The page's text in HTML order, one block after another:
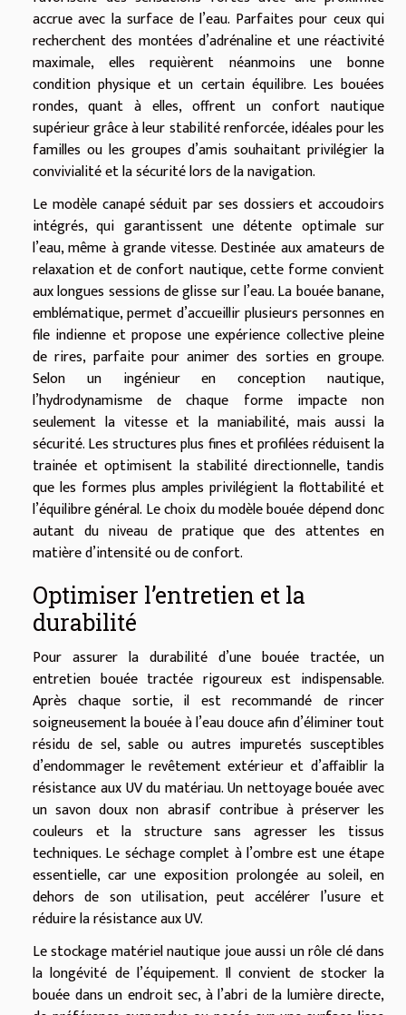
accrue avec la surface de l’eau. Parfaites pour ceux qui
recherchent des montées d’adrénaline et une réactivité
maximale, elles requièrent néanmoins une bonne
condition physique et un certain équilibre. Les bouées
rondes, quant à elles, offrent un confort nautique
supérieur grâce à leur stabilité renforcée, idéales pour les
familles ou les groupes d’amis souhaitant privilégier la
convivialité et la sécurité lors de la navigation.
Le modèle canapé séduit par ses dossiers et accoudoirs
intégrés, qui garantissent une détente optimale sur
l’eau, même à grande vitesse. Destinée aux amateurs de
relaxation et de confort nautique, cette forme convient
aux longues sessions de glisse sur l’eau. La bouée banane,
emblématique, permet d’accueillir plusieurs personnes en
file indienne et propose une expérience collective pleine
de rires, parfaite pour animer des sorties en groupe.
Selon un ingénieur en conception nautique,
l’hydrodynamisme de chaque forme impacte non
seulement la vitesse et la maniabilité, mais aussi la
sécurité. Les structures plus fines et profilées réduisent la
trainée et optimisent la stabilité directionnelle, tandis
que les formes plus amples privilégient la flottabilité et
l’équilibre général. Le choix du modèle bouée dépend donc
autant du niveau de pratique que des attentes en
matière d’intensité ou de confort.
Optimiser l’entretien et la
durabilité
Pour assurer la durabilité d’une bouée tractée, un
entretien bouée tractée rigoureux est indispensable.
Après chaque sortie, il est recommandé de rincer
soigneusement la bouée à l’eau douce afin d’éliminer tout
résidu de sel, sable ou autres impuretés susceptibles
d’endommager le revêtement extérieur et d’affaiblir la
résistance aux UV du matériau. Un nettoyage bouée avec
un savon doux non abrasif contribue à préserver les
couleurs et la structure sans agresser les tissus
techniques. Le séchage complet à l’ombre est une étape
essentielle, car une exposition prolongée au soleil, en
dehors de son utilisation, peut accélérer l’usure et
réduire la résistance aux UV.
Le stockage matériel nautique joue aussi un rôle clé dans
la longévité de l’équipement. Il convient de stocker la
bouée dans un endroit sec, à l’abri de la lumière directe,